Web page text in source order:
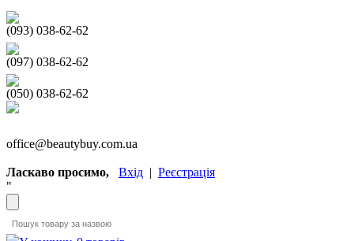
(093) 038-62-62
(097) 038-62-62
(050) 038-62-62
office@beautybuy.com.ua
Ласкаво просимо, Вхід | Реєстрація
"